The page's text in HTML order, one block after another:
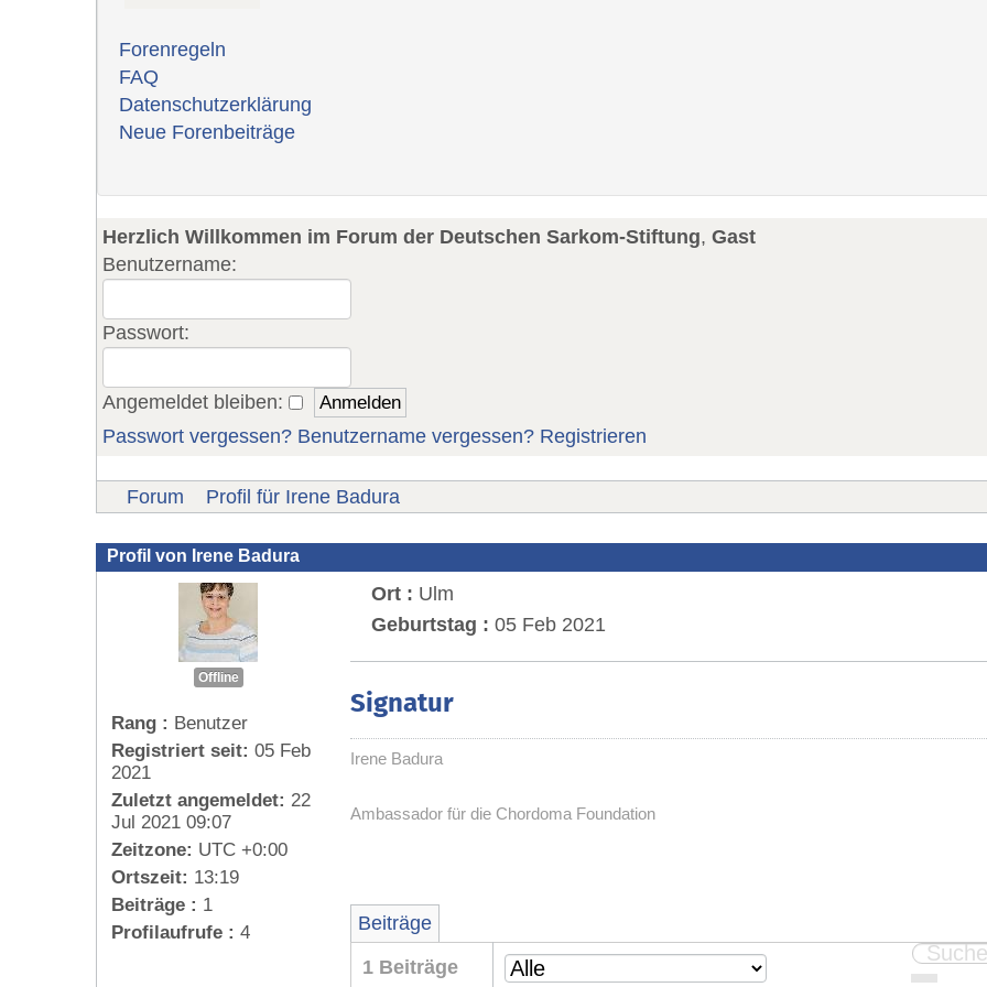
Forenregeln
FAQ
Datenschutzerklärung
Neue Forenbeiträge
Herzlich Willkommen im Forum der Deutschen Sarkom-Stiftung, Gast
Benutzername:
Passwort:
Angemeldet bleiben:
Passwort vergessen? Benutzername vergessen? Registrieren
Forum Profil für Irene Badura
Profil von Irene Badura
Offline
Rang : Benutzer
Registriert seit: 05 Feb
2021
Zuletzt angemeldet: 22
Jul 2021 09:07
Zeitzone: UTC +0:00
Ortszeit: 13:19
Beiträge : 1
Profilaufrufe : 4
Ort : Ulm
Geburtstag : 05 Feb 2021
Signatur
Irene Badura
Ambassador für die Chordoma Foundation
Beiträge
1 Beiträge